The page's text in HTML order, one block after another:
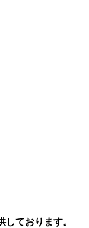
ております。